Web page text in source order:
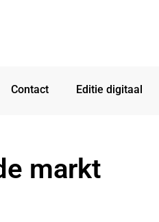
Contact Editie digitaal
markt